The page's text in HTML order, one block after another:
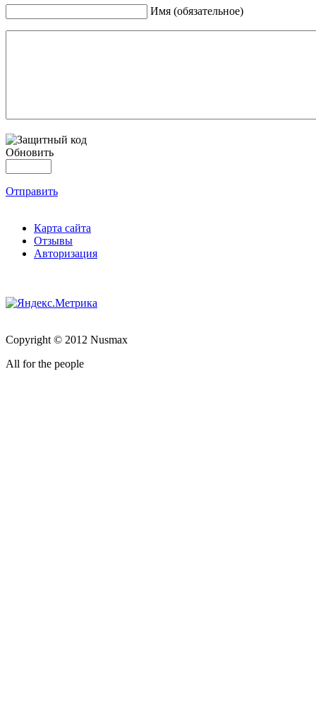
Имя (обязательное)
Обновить
Отправить
Карта сайта
Отзывы
Авторизация
Copyright © 2012 Nusmax
All for the people